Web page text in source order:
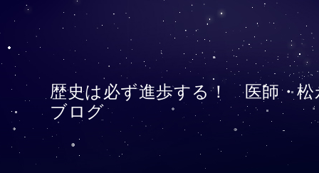
歴史は必ず進歩する！ 医師・松
ブログ